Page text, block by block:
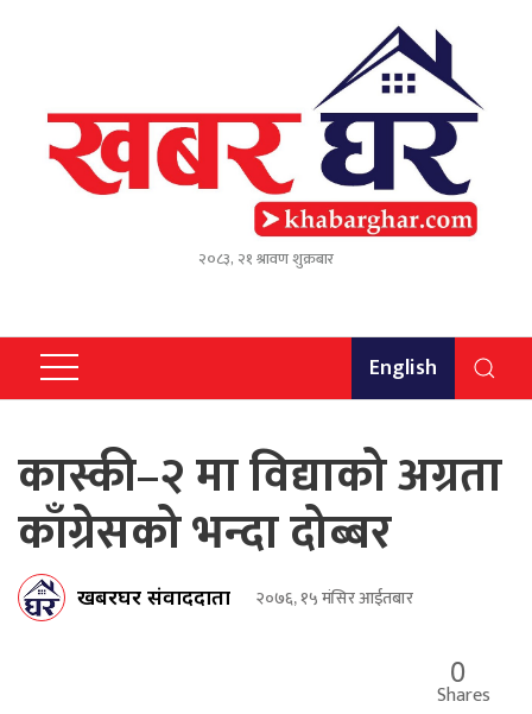
२०८३, २१ श्रावण शुक्रबार
English
कास्की–२ मा विद्याको अग्रता
काँग्रेसको भन्दा दोब्बर
खबरघर संवाददाता २०७६, १५ मंसिर आईतबार
0
Shares